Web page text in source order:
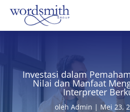
Investasi dalam
Nilai dan Manfaat
Interpreter
olehAdmin | Mei 23,